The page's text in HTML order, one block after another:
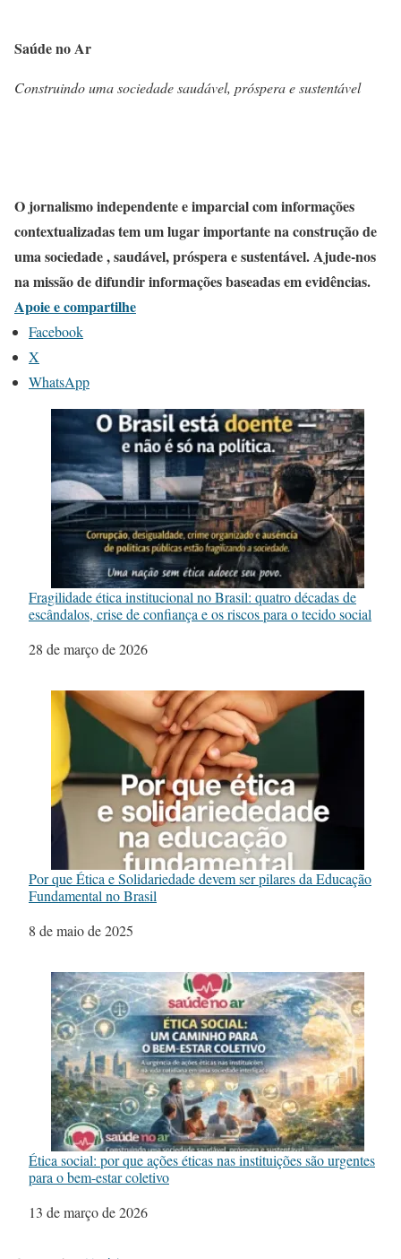
Saúde no Ar
Construindo uma sociedade saudável, próspera e sustentável
O jornalismo independente e imparcial com informações
contextualizadas tem um lugar importante na construção de
uma sociedade , saudável, próspera e sustentável. Ajude-nos
na missão de difundir informações baseadas em evidências.
Apoie e compartilhe
Facebook
X
WhatsApp
Fragilidade ética institucional no Brasil: quatro décadas de
escândalos, crise de confiança e os riscos para o tecido social
Data
28 de março de 2026
Por que Ética e Solidariedade devem ser pilares da Educação
Fundamental no Brasil
Data
8 de maio de 2025
Ética social: por que ações éticas nas instituições são urgentes
para o bem-estar coletivo
Data
13 de março de 2026